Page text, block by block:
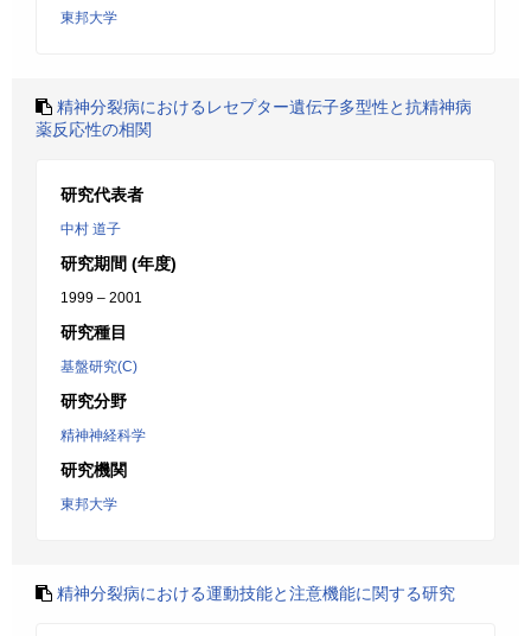
東邦大学
精神分裂病におけるレセプター遺伝子多型性と抗精神病
薬反応性の相関
研究代表者
中村 道子
研究期間 (年度)
1999 – 2001
研究種目
基盤研究(C)
研究分野
精神神経科学
研究機関
東邦大学
精神分裂病における運動技能と注意機能に関する研究